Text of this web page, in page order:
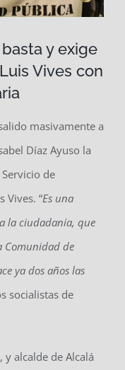
y exige
Vives con
masivamente a
Díaz Ayuso la
de
Vives. “Es una
la ciudadanía, que
Comunidad de
ya dos años las
socialistas de
y alcalde de Alcalá